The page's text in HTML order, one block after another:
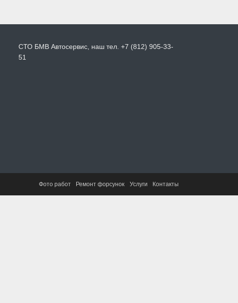
СТО БМВ Автосервис, наш тел. +7 (812) 905-33-
51
Фото работ Ремонт форсунок Услуги Контакты